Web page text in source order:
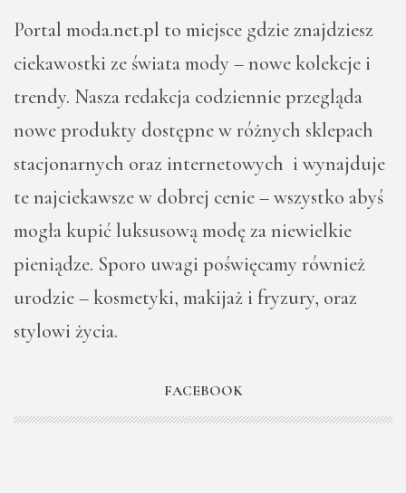
Portal moda.net.pl to miejsce gdzie znajdziesz
ciekawostki ze świata mody – nowe kolekcje i
trendy. Nasza redakcja codziennie przegląda
nowe produkty dostępne w różnych sklepach
stacjonarnych oraz internetowych i wynajduje
te najciekawsze w dobrej cenie – wszystko abyś
mogła kupić luksusową modę za niewielkie
pieniądze. Sporo uwagi poświęcamy również
urodzie – kosmetyki, makijaż i fryzury, oraz
stylowi życia.
FACEBOOK